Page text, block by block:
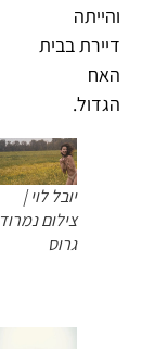
והייתה
דיירת בבית
האח
הגדול.
יובל לוי |
צילום נמרוד
גרוס